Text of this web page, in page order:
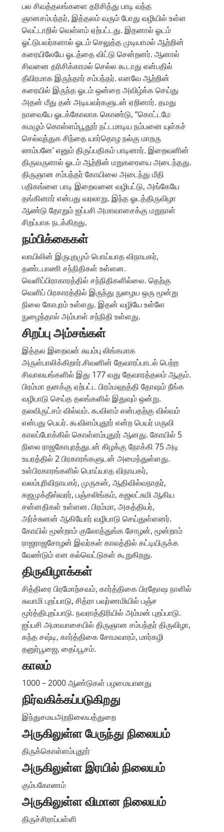
பல சிவத்தலங்களை தரிசித்து பாடி வந்த
ஞானசம்பந்தர், இத்தலம் வரும் போது வழியில் உள்ள
வெட்டாறில் வெள்ளம் ஏற்பட்டது. இதனால் ஓடம்
ஓட்டுபவர்களால் ஓடம் செலுத்த முடியாமல் ஆற்றின்
கரையிலேயே ஓடத்தை விட்டு சென்றனர். ஆனால்
சிவனை தரிசிக்காமல் செல்ல கூடாது என்பதில்
தீவிரமாக இருந்தார் சம்பந்தர். எனவே ஆற்றின்
கரையில் இருந்த ஓடம் ஒன்றை அவிழ்க்க செய்து
அதன் மீது தன் அடியவர்களுடன் ஏறினார். தமது
நாவையே ஓடக்கோலாக கொண்டு, “கொட்டமே
கமழும் கொள்ளம்பூதூர் நட்டமாடிய நம்பனை யுள்கச்
செல்வுந்துக சிந்தை யார்தொழ நல்கு மாறரு
ணம்பனே’ எனும் திருப்பதிகம் பாடினார். இறைவனின்
திருவருளால் ஓடம் ஆற்றின் மறுகரையை அடைந்தது.
திருஞான சம்பந்தர் கோயிலை அடைந்து மீதி
பதிகங்ளை பாடி இறைவனை வழிபட்டு, அங்கேயே
தங்கினார் என்பது வரலாறு. இந்த ஓடத்திருவிழா
ஆண்டு தோறும் ஐப்பசி அமாவாசைக்கு மறுநாள்
சிறப்பாக நடக்கிறது.
நம்பிக்கைகள்
வாயிலின் இருபுறமும் பொய்யாத விநாயகர்,
தண்டபாணி சந்நிதிகள் உள்ளன.
வெளிப்பிராகாரத்தில் சந்நிதிகளில்லை. தெற்கு
வெளிப் பிரகாரத்தில் இருந்து நுழைய ஒரு மூன்று
நிலை கோபுரம் உள்ளது. இதன் வழியே உள்ளே
நுழைந்தால் அம்பாள் சந்நிதி உள்ளது.
சிறப்பு அம்சங்கள்
இத்தல இறைவன் சுயம்பு லிங்கமாக
அருள்பாலிக்கிறார்.சிவனின் தேவாரப்பாடல் பெற்ற
சிவாலயங்களில் இது 177 வது தேவாரத்தலம் ஆகும்.
பிரம்மா தனக்கு ஏற்பட்ட பிரம்மஹத்தி தோஷம் நீங்க
வழிபாடு செய்த தலங்களில் இதுவும் ஒன்று.
தலவிருட்சம் வில்வம். கூவிளம் என்பதற்கு வில்வம்
என்பது பெயர். கூவிளம்புதூர் என்ற பெயர் மருவி
காலப்போக்கில் கொள்ளம்புதூர் ஆனது. கோயில் 5
நிலை ராஜகோபுரத்துடன் கிழக்கு நோக்கி 75 அடி
உயரத்தில் 2 பிரகாரங்களுடன் அமைந்துள்ளது.
உள்பிரகாரங்களில் பொய்யாத விநாயகர்,
வலம்புரிவிநாயகர், முருகன், ஆதிவில்வநாதர்,
கஜமுக்தீஸ்வரர், பஞ்சலிங்கம், கஜலட்சுமி ஆகிய
சன்னதிகள் உள்ளன. பிரம்மா, அகத்தியர்,
அர்ச்சுனன் ஆகியோர் வழிபாடு செய்துள்ளனர்.
கோயில் மூன்றாம் குலோத்துங்க சோழன், மூன்றாம்
ராஜராஜசோழன் இவர்கள் காலத்தில் கட்டியிருக்க
வேண்டும் என கல்வெட்டுகள் கூறுகிறது.
திருவிழாக்கள்
சித்திரை பிரமோற்சவம், கார்த்திகை பிரதோஷ நாளில்
சுவாமி புறப்பாடு, சித்ரா பவுர்ணமியில் பஞ்ச
மூர்த்திபுறப்பாடு. நவராத்திரியில் அம்மன் புறப்பாடு.
ஐப்பசி அமாவாசையில் திருஞான சம்பந்தர் திருவிழா,
கந்த சஷ்டி, கார்த்திகை சோமவாரம், மார்கழி
தனுர்பூஜை, தைப்பூசம்.
காலம்
1000 – 2000 ஆண்டுகள் பழமையானது
நிர்வகிக்கப்படுகிறது
இந்துசமயஅறநிலையத்துறை
அருகிலுள்ள பேருந்து நிலையம்
திருக்கொள்ளம்புதூர்
அருகிலுள்ள இரயில் நிலையம்
கும்பகோணம்
அருகிலுள்ள விமான நிலையம்
திருச்சிராப்பள்ளி